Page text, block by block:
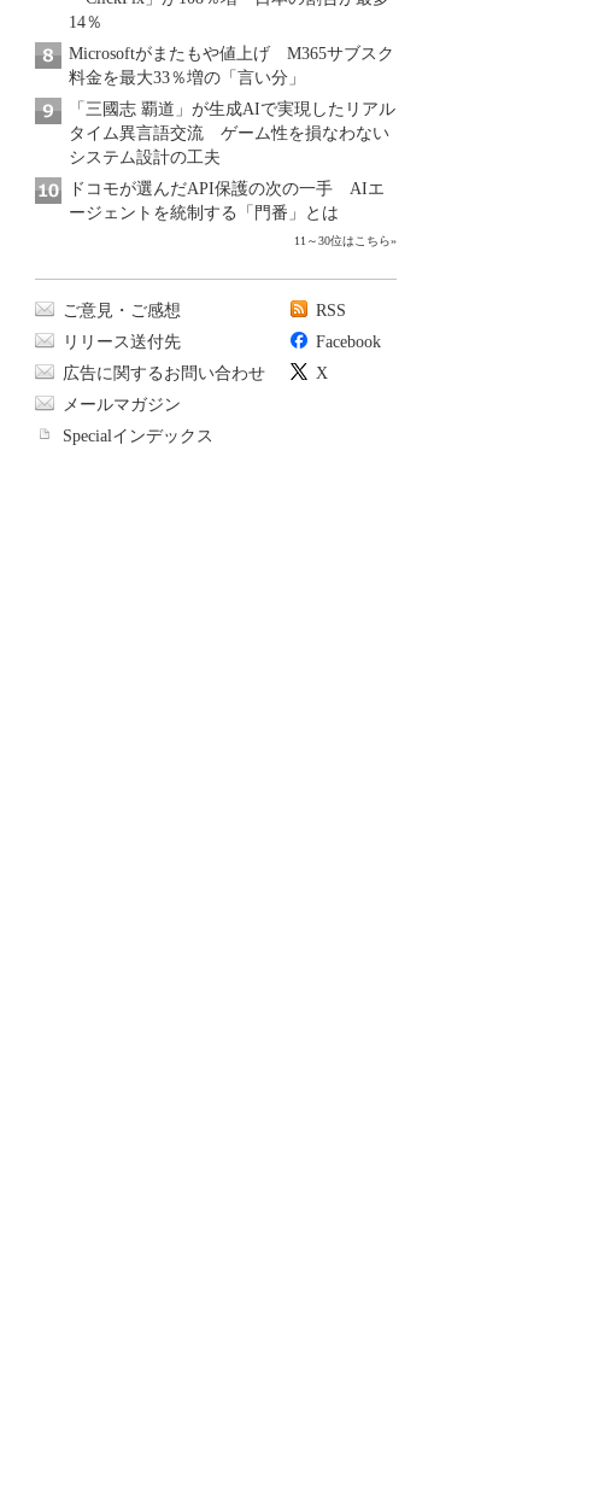
14％
Microsoftがまたもや値上げ M365サブスク
料金を最大33％増の「言い分」
「三國志 覇道」が生成AIで実現したリアル
タイム異言語交流 ゲーム性を損なわない
システム設計の工夫
ドコモが選んだAPI保護の次の一手 AIエ
ージェントを統制する「門番」とは
11～30位はこちら»
ご意見・ご感想
リリース送付先
広告に関するお問い合わせ
メールマガジン
Specialインデックス
RSS
Facebook
X